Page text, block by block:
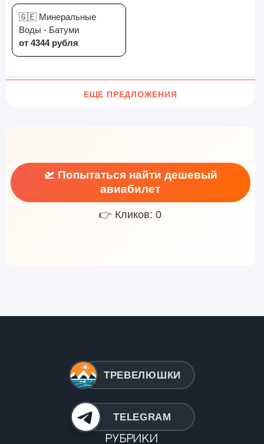
🇬🇪 Минеральные
Воды - Батуми
от 4344 рубля
ЕЩЕ ПРЕДЛОЖЕНИЯ
🛫 Попытаться найти дешевый
авиабилет
👉 Кликов: 0
ТРЕВЕЛЮШКИ
TELEGRAM
Рубрики